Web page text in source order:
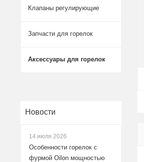
Клапаны регулирующие
Запчасти для горелок
Аксессуары для горелок
Новости
14 июля 2026
Особенности горелок с
фурмой Oilon мощностью